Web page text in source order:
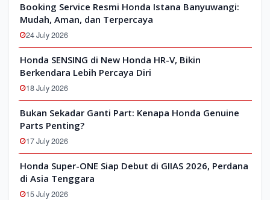
Booking Service Resmi Honda Istana Banyuwangi:
Mudah, Aman, dan Terpercaya
24 July 2026
Honda SENSING di New Honda HR-V, Bikin
Berkendara Lebih Percaya Diri
18 July 2026
Bukan Sekadar Ganti Part: Kenapa Honda Genuine
Parts Penting?
17 July 2026
Honda Super-ONE Siap Debut di GIIAS 2026, Perdana
di Asia Tenggara
15 July 2026